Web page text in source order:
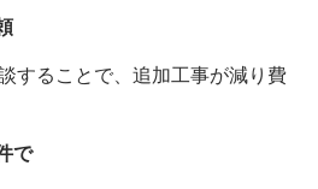
することで、追加工事が減り費
で